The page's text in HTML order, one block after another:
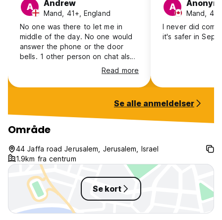
A Andrew
Mand, 41+, England
No one was there to let me in
middle of the day. No one would
answer the phone or the door
bells. 1 other person on chat also
had same problem. Cost me my
deposit and I had to find
somewhere else dragging my
just walked there from the rail
station. I think they have gone out
of business. How do I get my
deposit refunded? Notnsure that I
will be using this service again,
rather contact places directly to
be sure its not a con job!
Read more
A Anonym
Mand,
I never did
it's safer in
Se alle anmeldelser
Område
44 Jaffa road Jerusalem, Jerusalem, Israel
1.9km fra centrum
Se kort